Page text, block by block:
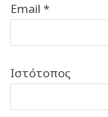
Email *
Ιστότοπος